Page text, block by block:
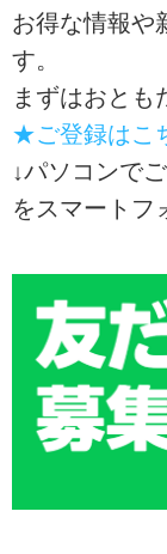
お得な情報や
す。
まずはおとも
★ご登録はこ
↓パソコンで
をスマートフ